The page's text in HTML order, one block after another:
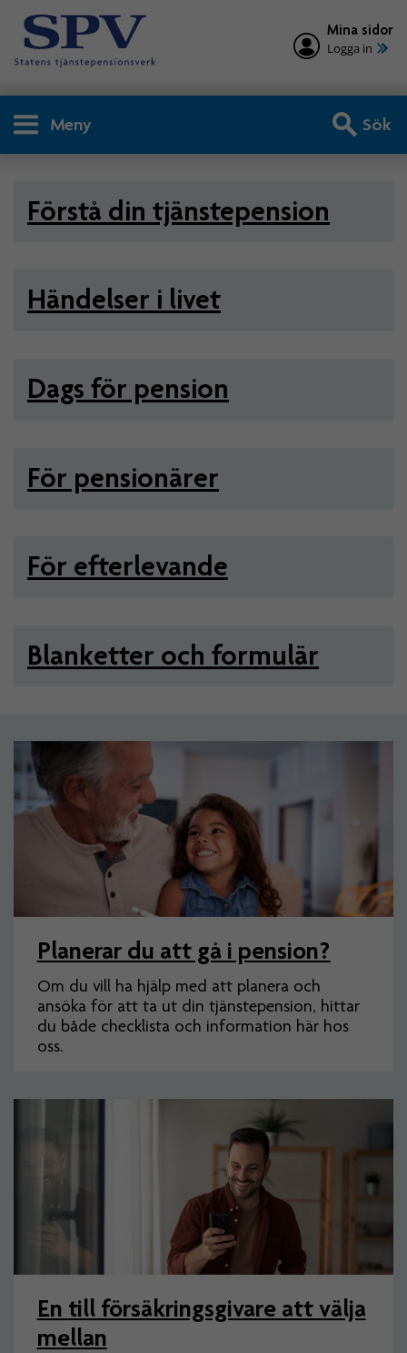
Mina sidor
Logga in
Meny Sök
Privatperson -
Förstå din tjänstepension
Händelser i livet
Dags för pension
För pensionärer
För efterlevande
Blanketter och formulär
Artiklar
Planerar du att gå i pension?
Om du vill ha hjälp med att planera och
ansöka för att ta ut din tjänstepension, hittar
du både checklista och information här hos
oss.
En till försäkringsgivare att välja
mellan